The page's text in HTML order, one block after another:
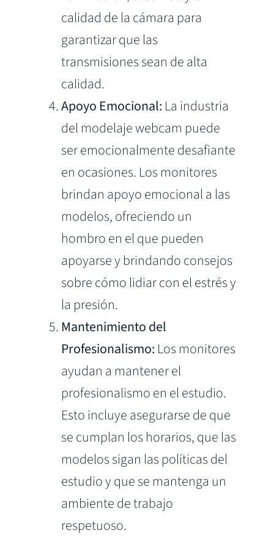
calidad de la cámara para
garantizar que las
transmisiones sean de alta
calidad.
Apoyo Emocional: La industria
del modelaje webcam puede
ser emocionalmente desafiante
en ocasiones. Los monitores
brindan apoyo emocional a las
modelos, ofreciendo un
hombro en el que pueden
apoyarse y brindando consejos
sobre cómo lidiar con el estrés y
la presión.
Mantenimiento del
Profesionalismo: Los monitores
ayudan a mantener el
profesionalismo en el estudio.
Esto incluye asegurarse de que
se cumplan los horarios, que las
modelos sigan las políticas del
estudio y que se mantenga un
ambiente de trabajo
respetuoso.